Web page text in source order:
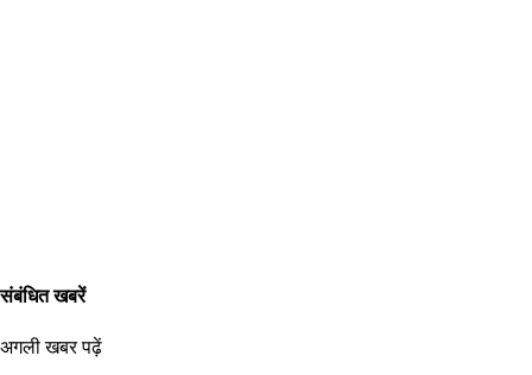
संबंधित खबरें
अगली खबर पढ़ें